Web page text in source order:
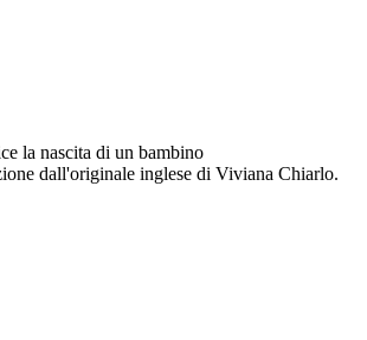
la nascita di un bambino
dall'originale inglese di Viviana Chiarlo.